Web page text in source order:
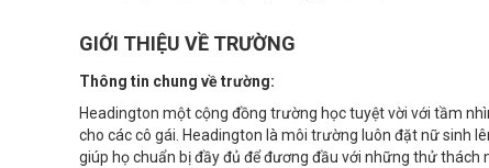
GIỚI THIỆU VỀ TRƯỜNG
Thông tin chung về trường:
Headington một cộng đồng trường học tuyệt vời với tầm
cho các cô gái. Headington là môi trường luôn đặt nữ sinh
giúp họ chuẩn bị đầy đủ để đương đầu với những thử thách